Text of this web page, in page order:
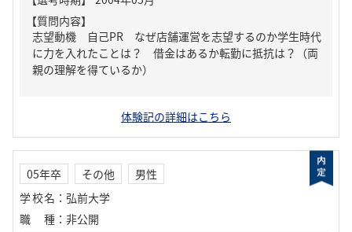
【質問内容】
志望動機 自己PR なぜ店舗運営を志望するのか学生時代
に力を入れたことは？ 借金はあるか転勤に抵抗は？（両
親の理解を得ているか）
体験記の詳細はこちら
05年卒 その他
男性
学校名 ： 弘前大学
職種 ： 非公開